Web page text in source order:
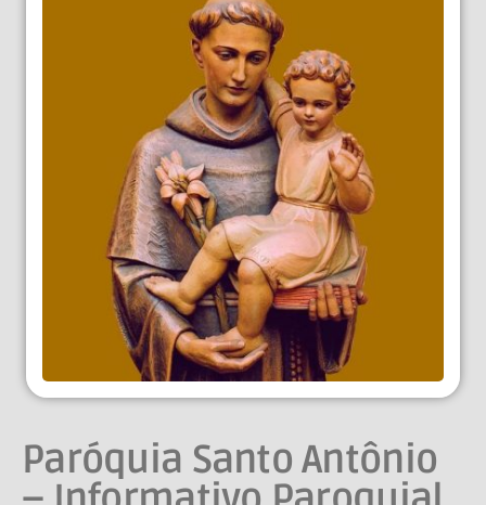
Paróquia Santo Antônio